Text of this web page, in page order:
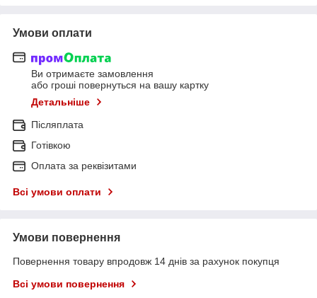
Умови оплати
Ви отримаєте замовлення
або гроші повернуться на вашу картку
Детальніше
Післяплата
Готівкою
Оплата за реквізитами
Всі умови оплати
Умови повернення
Повернення товару впродовж 14 днів за рахунок покупця
Всі умови повернення